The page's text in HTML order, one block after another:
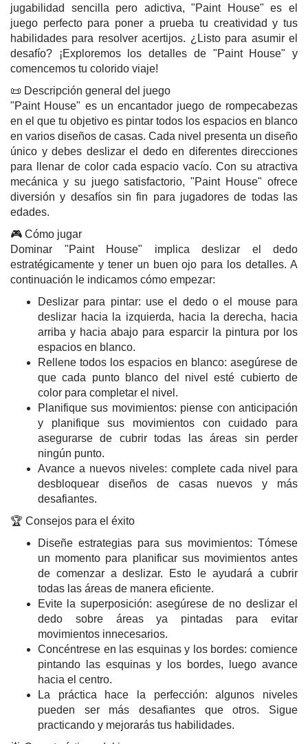
jugabilidad sencilla pero adictiva, "Paint House" es el
juego perfecto para poner a prueba tu creatividad y tus
habilidades para resolver acertijos. ¿Listo para asumir el
desafío? ¡Exploremos los detalles de "Paint House" y
comencemos tu colorido viaje!
📜 Descripción general del juego
"Paint House" es un encantador juego de rompecabezas
en el que tu objetivo es pintar todos los espacios en blanco
en varios diseños de casas. Cada nivel presenta un diseño
único y debes deslizar el dedo en diferentes direcciones
para llenar de color cada espacio vacío. Con su atractiva
mecánica y su juego satisfactorio, "Paint House" ofrece
diversión y desafíos sin fin para jugadores de todas las
edades.
🎮 Cómo jugar
Dominar "Paint House" implica deslizar el dedo
estratégicamente y tener un buen ojo para los detalles. A
continuación le indicamos cómo empezar:
Deslizar para pintar: use el dedo o el mouse para
deslizar hacia la izquierda, hacia la derecha, hacia
arriba y hacia abajo para esparcir la pintura por los
espacios en blanco.
Rellene todos los espacios en blanco: asegúrese de
que cada punto blanco del nivel esté cubierto de
color para completar el nivel.
Planifique sus movimientos: piense con anticipación
y planifique sus movimientos con cuidado para
asegurarse de cubrir todas las áreas sin perder
ningún punto.
Avance a nuevos niveles: complete cada nivel para
desbloquear diseños de casas nuevos y más
desafiantes.
🏆 Consejos para el éxito
Diseñe estrategias para sus movimientos: Tómese
un momento para planificar sus movimientos antes
de comenzar a deslizar. Esto le ayudará a cubrir
todas las áreas de manera eficiente.
Evite la superposición: asegúrese de no deslizar el
dedo sobre áreas ya pintadas para evitar
movimientos innecesarios.
Concéntrese en las esquinas y los bordes: comience
pintando las esquinas y los bordes, luego avance
hacia el centro.
La práctica hace la perfección: algunos niveles
pueden ser más desafiantes que otros. Sigue
practicando y mejorarás tus habilidades.